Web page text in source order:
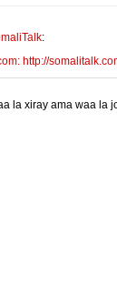
:
http://
la xiray ama waa la